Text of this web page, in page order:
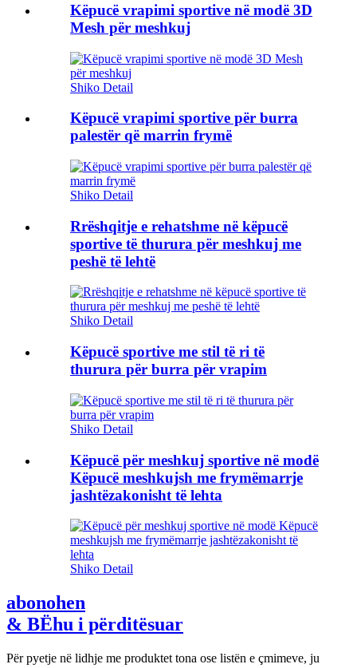
Këpucë vrapimi sportive në modë 3D
Mesh për meshkuj
Shiko Detail
Këpucë vrapimi sportive për burra
palestër që marrin frymë
Shiko Detail
Rrëshqitje e rehatshme në këpucë
sportive të thurura për meshkuj me
peshë të lehtë
Shiko Detail
Këpucë sportive me stil të ri të
thurura për burra për vrapim
Shiko Detail
Këpucë për meshkuj sportive në modë
Këpucë meshkujsh me frymëmarrje
jashtëzakonisht të lehta
Shiko Detail
abonohen
& BËhu i përditësuar
Për pyetje në lidhje me produktet tona ose listën e çmimeve, ju